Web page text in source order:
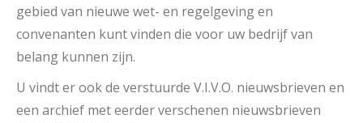
gebied van nieuwe wet- en regelgeving en
convenanten kunt vinden die voor uw bedrijf van
belang kunnen zijn.
U vindt er ook de verstuurde V.I.V.O. nieuwsbrieven en
een archief met eerder verschenen nieuwsbrieven